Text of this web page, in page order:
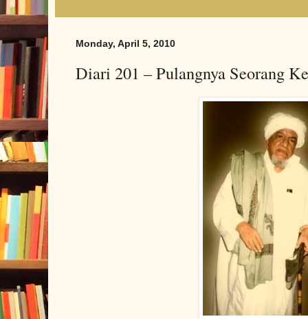
Monday, April 5, 2010
Diari 201 – Pulangnya Seorang